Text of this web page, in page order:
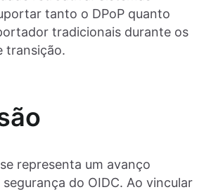
tanto o DPoP quanto
tradicionais durante os
transição.
representa um avanço
do OIDC. Ao vincular